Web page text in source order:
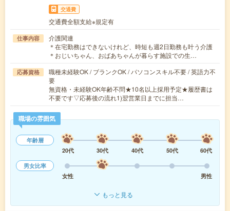
交通費
交通費全額支給※規定有
仕事内容
介護関連
＊在宅勤務はできないけれど、時短も週2日勤務も叶う介護
＊おじいちゃん、おばあちゃんが暮らす施設での生…
応募資格
職種未経験OK / ブランクOK / パソコンスキル不要 / 英語力不
要
無資格・未経験OK年齢不問★10名以上採用予定★履歴書は
不要です▽応募後の流れ1)翌営業日までに担当…
職場の雰囲気
年齢層
20代
30代 40代 50代
60代
男女比率
女性
男性
もっと見る